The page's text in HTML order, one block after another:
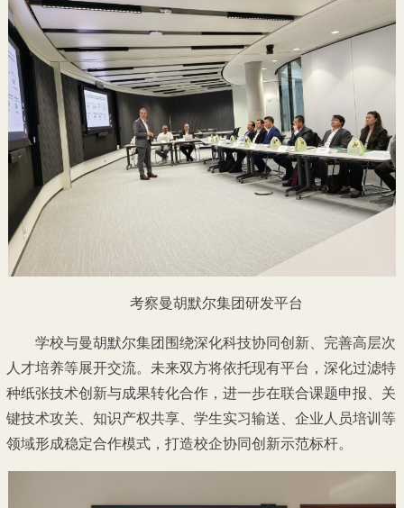
考察曼胡默尔集团研发平台
学校与曼胡默尔集团围绕深化科技协同创新、完善高层次
人才培养等展开交流。未来双方将依托现有平台，深化过滤特
种纸张技术创新与成果转化合作，进一步在联合课题申报、关
键技术攻关、知识产权共享、学生实习输送、企业人员培训等
领域形成稳定合作模式，打造校企协同创新示范标杆。